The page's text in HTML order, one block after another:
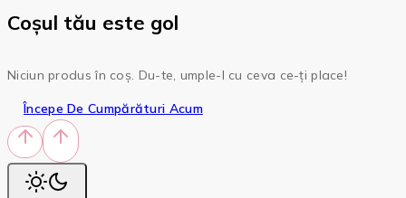
Coșul tău este gol
Niciun produs în coș. Du-te, umple-l cu ceva ce-ți place!
Începe De Cumpărături Acum